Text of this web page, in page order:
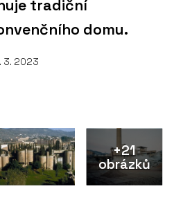
tradiční
domu.
3. 2023
+21
obrázků